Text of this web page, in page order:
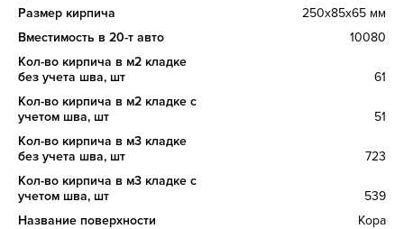
Размер кирпича
250х85х65 мм
Вместимость в 20-т авто
10080
Кол-во кирпича в м2 кладке
без учета шва, шт
61
Кол-во кирпича в м2 кладке с
учетом шва, шт
51
Кол-во кирпича в м3 кладке
без учета шва, шт
723
Кол-во кирпича в м3 кладке с
учетом шва, шт
539
Название поверхности
Кора